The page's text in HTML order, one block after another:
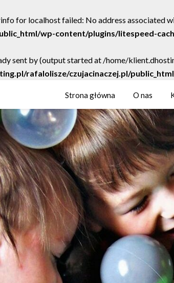
for localhost failed: No address associated
wp-content/plugins/litespeed-
sent by (output started at /home/
rafalolisze/czujacinaczej.pl/
Strona główna O nas